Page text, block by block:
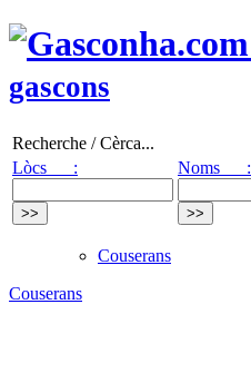
gascons
Recherche / Cèrca...
Lòcs :
Noms :
Couserans
Couserans